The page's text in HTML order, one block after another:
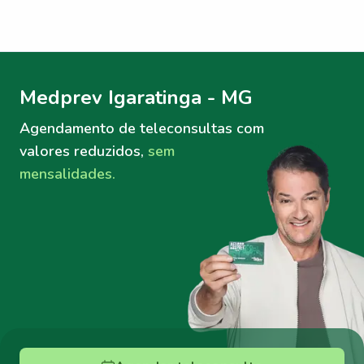
Medprev Igaratinga - MG
Agendamento de teleconsultas com
valores reduzidos, sem
mensalidades.